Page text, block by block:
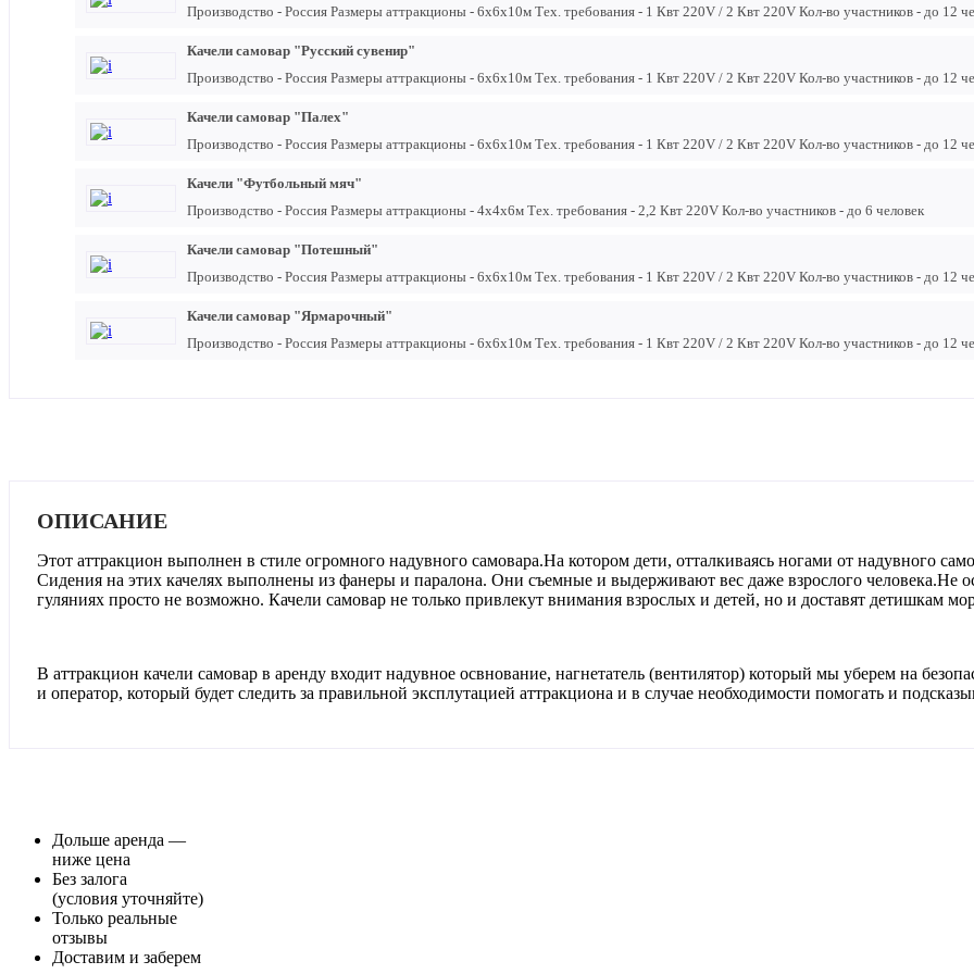
Производство - Россия Размеры аттракционы - 6х6х10м Тех. требования - 1 Квт 220V / 2 Квт 220V Кол-во участников - до 12
Качели самовар "Русский сувенир"
Производство - Россия Размеры аттракционы - 6х6х10м Тех. требования - 1 Квт 220V / 2 Квт 220V Кол-во участников - до 12
Качели самовар "Палех"
Производство - Россия Размеры аттракционы - 6х6х10м Тех. требования - 1 Квт 220V / 2 Квт 220V Кол-во участников - до 12
Качели "Футбольный мяч"
Производство - Россия Размеры аттракционы - 4х4х6м Тех. требования - 2,2 Квт 220V Кол-во участников - до 6 человек
Качели самовар "Потешный"
Производство - Россия Размеры аттракционы - 6х6х10м Тех. требования - 1 Квт 220V / 2 Квт 220V Кол-во участников - до 12
Качели самовар "Ярмарочный"
Производство - Россия Размеры аттракционы - 6х6х10м Тех. требования - 1 Квт 220V / 2 Квт 220V Кол-во участников - до 12
ОПИСАНИЕ
Этот аттракцион выполнен в стиле огромного надувного самовара.На котором дети, отталкиваясь ногами от надувного
Сидения на этих качелях выполнены из фанеры и паралона. Они съемные и выдерживают вес даже взрослого человека.Не
гуляниях просто не возможно. Качели самовар не только привлекут внимания взрослых и детей, но и доставят детишкам
В аттракцион качели самовар в аренду входит надувное освнование, нагнетатель (вентилятор) который мы уберем на
и оператор, который будет следить за правильной эксплутацией аттракциона и в случае необходимости помогать и
Дольше аренда —
ниже цена
Без залога
(условия уточняйте)
Только реальные
отзывы
Доставим и заберем